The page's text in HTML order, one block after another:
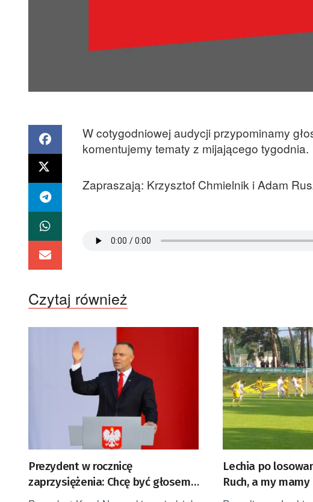
W cotygodniowej audycji przypominamy
komentujemy tematy z mijającego tygodnia.
Zapraszają: Krzysztof Chmielnik i Adam
Czytaj również
Prezydent w rocznicę
zaprzysiężenia: Chcę być głosem
Polek i Polaków [AKTUALIZACJA]
Lechia po
Ruch, a my